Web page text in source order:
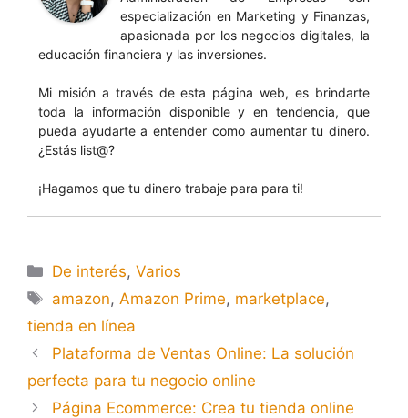
especialización en Marketing y Finanzas,
apasionada por los negocios digitales, la
educación financiera y las inversiones.
Mi misión a través de esta página web, es brindarte
toda la información disponible y en tendencia, que
pueda ayudarte a entender como aumentar tu dinero.
¿Estás list@?
¡Hagamos que tu dinero trabaje para para ti!
De interés,Varios
amazon, Amazon Prime, marketplace,
tienda en línea
Plataforma de Ventas Online: La solución
perfecta para tu negocio online
Página Ecommerce: Crea tu tienda online